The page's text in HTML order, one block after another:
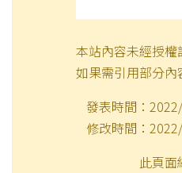
本站內容未經授
如果需引用部分
發表時間：
修改時間：
此頁面